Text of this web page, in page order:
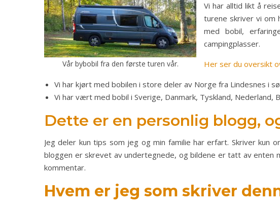
Vår bybobil fra den første turen vår.
Vi har alltid likt å
turene skriver vi om
med bobil,
campingplasser.
Her ser du oversikt
Vi har kjørt med bobilen i store deler av Norge fra Lindesnes i
Vi har vært med bobil i Sverige, Danmark, Tyskland, Nederland,
Dette er en personlig blogg,
Jeg deler kun tips som jeg og min familie har erfart. Skriver
bloggen er skrevet av undertegnede, og bildene er tatt av enten
kommentar.
Hvem er jeg som skriver